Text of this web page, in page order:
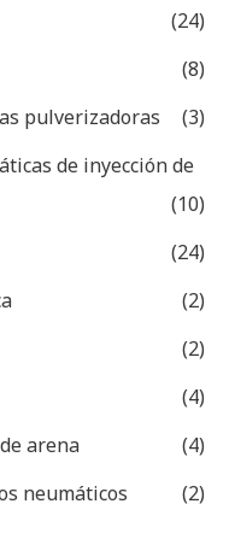
(24)
(8)
pulverizadoras
(3)
de inyección de
(10)
(24)
(2)
(2)
(4)
arena
(4)
neumáticos
(2)